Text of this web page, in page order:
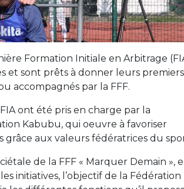
Formation Initiale en Arbitrage
et sont prêts à donner leurs premiers
accompagnés par la FFF.
ont été pris en charge par la
Kabubu, qui oeuvre à favoriser
grâce aux valeurs fédératrices du
de la FFF « Marquer Demain »,
initiatives, l’objectif de la Fédération